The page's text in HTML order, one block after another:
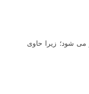
می شود؛ زیرا حاوی